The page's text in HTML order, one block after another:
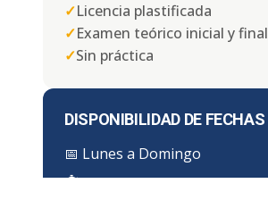
✓Licencia plastificada
✓Examen teórico inicial y final
✓Sin práctica
DISPONIBILIDAD DE FECHAS
📅 Lunes a Domingo
⏱ Duración:4, 6 u 8 horas